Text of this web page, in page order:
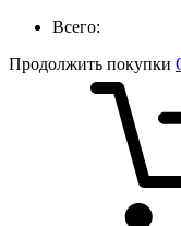
Всего:
Продолжить покупки